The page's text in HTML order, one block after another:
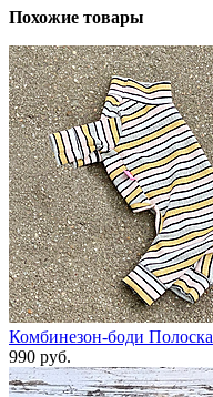
Похожие товары
Комбинезон-боди Полоска
990 руб.